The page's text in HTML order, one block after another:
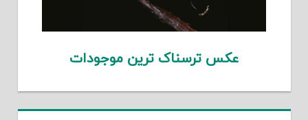
عکس ترسناک ترین موجودات